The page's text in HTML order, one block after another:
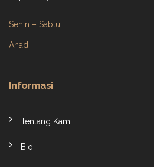
Senin – Sabtu
Ahad
Informasi
Tentang Kami
Bio